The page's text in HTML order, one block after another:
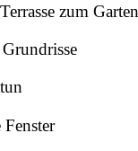
zum Garten